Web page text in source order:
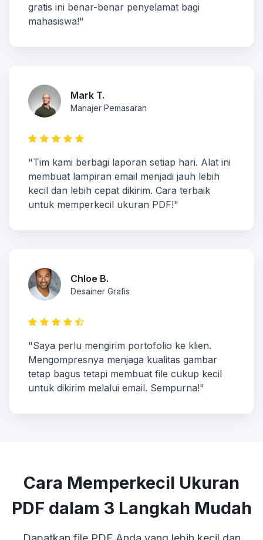
gratis ini benar-benar penyelamat bagi
mahasiswa!"
Mark T.
Manajer Pemasaran
"Tim kami berbagi laporan setiap hari. Alat ini
membuat lampiran email menjadi jauh lebih
kecil dan lebih cepat dikirim. Cara terbaik
untuk memperkecil ukuran PDF!"
Chloe B.
Desainer Grafis
"Saya perlu mengirim portofolio ke klien.
Mengompresnya menjaga kualitas gambar
tetap bagus tetapi membuat file cukup kecil
untuk dikirim melalui email. Sempurna!"
Cara Memperkecil Ukuran
PDF dalam 3 Langkah Mudah